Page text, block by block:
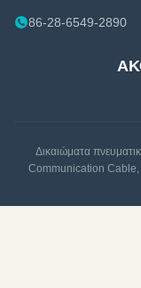
86-28-6549-2890
Δικαιώματα
Communication Cable,